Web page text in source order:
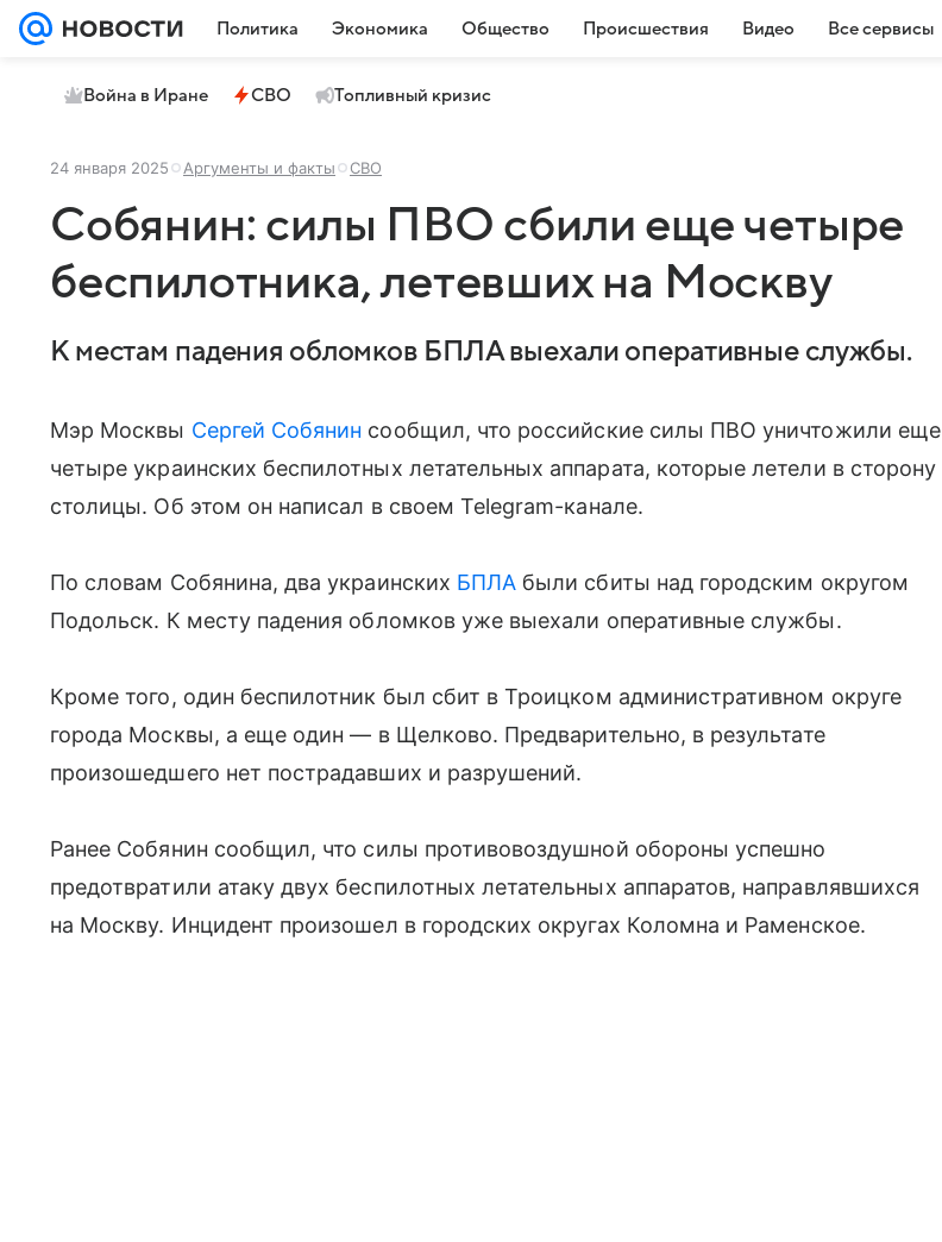
Политика Экономика Общество Происшествия Видео Все сервисы
Война в Иране СВО Топливный кризис
24 января 2025 Аргументы и факты СВО
Собянин: силы ПВО сбили еще четыре
беспилотника, летевших на Москву
К местам падения обломков БПЛА выехали оперативные службы.
Мэр Москвы Сергей Собянин сообщил, что российские силы ПВО уничтожили еще
четыре украинских беспилотных летательных аппарата, которые летели в сторону
столицы. Об этом он написал в своем Telegram-канале.
По словам Собянина, два украинских БПЛА были сбиты над городским округом
Подольск. К месту падения обломков уже выехали оперативные службы.
Кроме того, один беспилотник был сбит в Троицком административном округе
города Москвы, а еще один — в Щелково. Предварительно, в результате
произошедшего нет пострадавших и разрушений.
Ранее Собянин сообщил, что силы противовоздушной обороны успешно
предотвратили атаку двух беспилотных летательных аппаратов, направлявшихся
на Москву. Инцидент произошел в городских округах Коломна и Раменское.